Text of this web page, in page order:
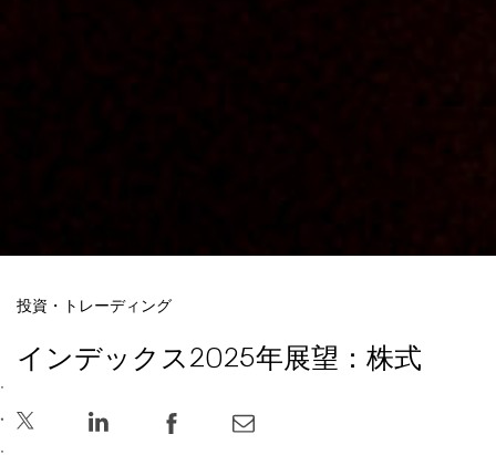
投資・トレーディング
インデックス2025年展望：株式